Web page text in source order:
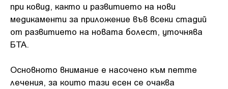
при ковид, както и развитието на нови
медикаменти за приложение във всеки стадий
от развитието на новата болест, уточнява
БТА.
Основното внимание е насочено към петте
лечения, за които тази есен се очаква